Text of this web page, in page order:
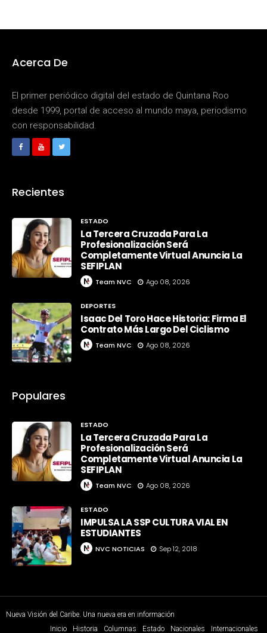
Acerca De
El primer periódico digital del estado de Quintana Roo
desde 1999, portal de acceso al mundo maya, periodismo
con responsabilidad.
Recientes
ESTADO
La Tercera Cruzada Para La
Profesionalización Será
Completamente Virtual Anuncia La
SEFIPLAN
Team NVC Ago 08, 2026
DEPORTES
Isaac Del Toro Hace Historia: Firma El
Contrato Más Largo Del Ciclismo
Team NVC Ago 08, 2026
Populares
ESTADO
La Tercera Cruzada Para La
Profesionalización Será
Completamente Virtual Anuncia La
SEFIPLAN
Team NVC Ago 08, 2026
ESTADO
IMPULSA LA SSP CULTURA VIAL EN
ESTUDIANTES
NVC NOTICIAS Sep 12, 2018
Nueva Visión del Caribe. Una nueva era en información
Inicio
Historia Columnas Estado Nacionales Internacionales